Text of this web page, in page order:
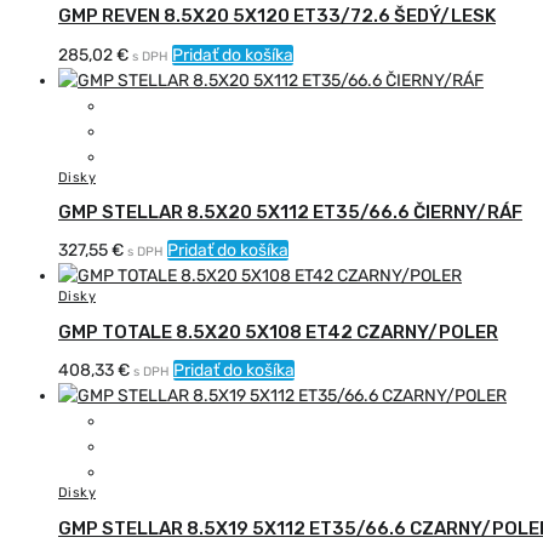
GMP REVEN 8.5X20 5X120 ET33/72.6 ŠEDÝ/LESK
285,02€ s DPH Pridať do košíka
Disky
GMP STELLAR 8.5X20 5X112 ET35/66.6 ČIERNY/RÁF
327,55€ s DPH Pridať do košíka
Disky
GMP TOTALE 8.5X20 5X108 ET42 CZARNY/POLER
408,33€ s DPH Pridať do košíka
Disky
GMP STELLAR 8.5X19 5X112 ET35/66.6 CZARNY/